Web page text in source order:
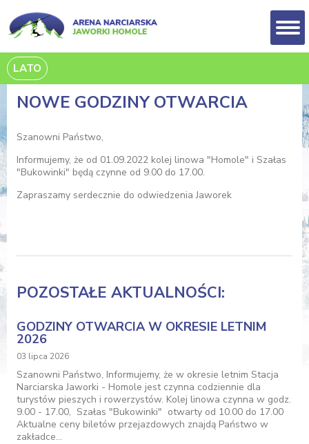
LATO
NOWE GODZINY OTWARCIA
Szanowni Państwo,
Informujemy, że od 01.09.2022 kolej linowa "Homole" i Szałas
"Bukowinki" będą czynne od 9.00 do 17.00.
Zapraszamy serdecznie do odwiedzenia Jaworek
POZOSTAŁE AKTUALNOŚCI:
GODZINY OTWARCIA W OKRESIE LETNIM
2026
03 lipca 2026
Szanowni Państwo, Informujemy, że w okresie letnim Stacja
Narciarska Jaworki - Homole jest czynna codziennie dla
turystów pieszych i rowerzystów. Kolej linowa czynna w godz.
9.00 - 17.00, Szałas "Bukowinki" otwarty od 10.00 do 17.00
Aktualne ceny biletów przejazdowych znajdą Państwo w
zakładce…